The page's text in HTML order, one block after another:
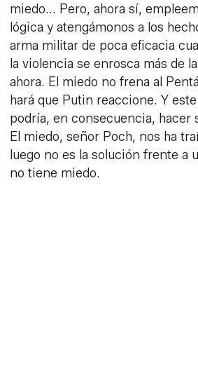
miedo... Pero, ahora sí,
lógica y atengámonos a los
arma militar de poca eficacia
la violencia se enrosca más de
ahora. El miedo no frena al
hará que Putin reaccione. Y
podría, en consecuencia, hacer
El miedo, señor Poch, nos ha
luego no es la solución frente a
no tiene miedo.